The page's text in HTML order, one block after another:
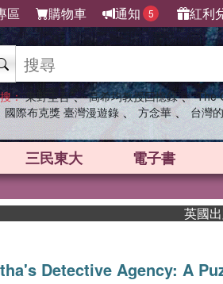
區 購物車 通知 5 紅利
： 東野圭吾 、 高希均教授回憶錄 、 The
國際布克獎 臺灣漫遊錄 、 方念華 、 台灣
三民東大 電子書
英國出版
Detective Agency: A